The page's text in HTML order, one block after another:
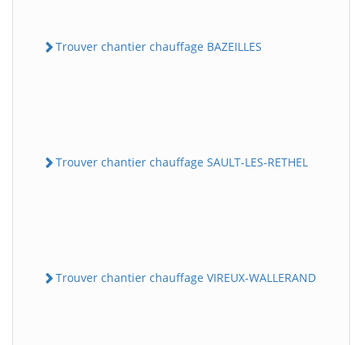
Trouver chantier chauffage BAZEILLES
Trouver chantier chauffage SAULT-LES-RETHEL
Trouver chantier chauffage VIREUX-WALLERAND